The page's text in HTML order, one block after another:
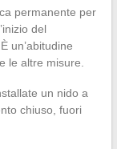
permanente per
del
un’abitudine
le altre misure.
un nido a
chiuso, fuori